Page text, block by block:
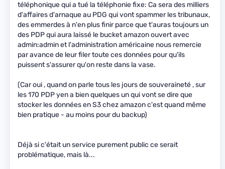
téléphonique qui a tué la téléphonie fixe: Ca sera des milliers
d'affaires d'arnaque au PDG qui vont spammer les tribunaux,
des emmerdes à n'en plus finir parce que t'auras toujours un
des PDP qui aura laissé le bucket amazon ouvert avec
admin:admin et l'administration américaine nous remercie
par avance de leur filer toute ces données pour qu'ils
puissent s'assurer qu'on reste dans la vase.
(Car oui , quand on parle tous les jours de souveraineté , sur
les 170 PDP yen a bien quelques un qui vont se dire que
stocker les données en S3 chez amazon c'est quand même
bien pratique - au moins pour du backup)
Déjà si c'était un service purement public ce serait
problématique, mais là...